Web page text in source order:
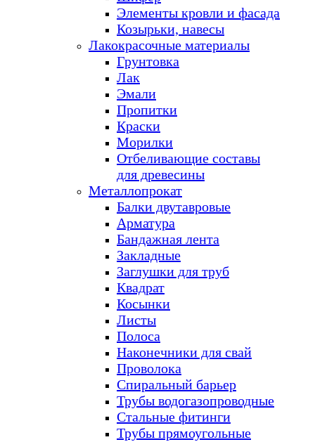
Элементы кровли и фасада
Козырьки, навесы
Лакокрасочные материалы
Грунтовка
Лак
Эмали
Пропитки
Краски
Морилки
Отбеливающие составы
для древесины
Металлопрокат
Балки двутавровые
Арматура
Бандажная лента
Закладные
Заглушки для труб
Квадрат
Косынки
Листы
Полоса
Наконечники для свай
Проволока
Спиральный барьер
Трубы водогазопроводные
Стальные фитинги
Трубы прямоугольные